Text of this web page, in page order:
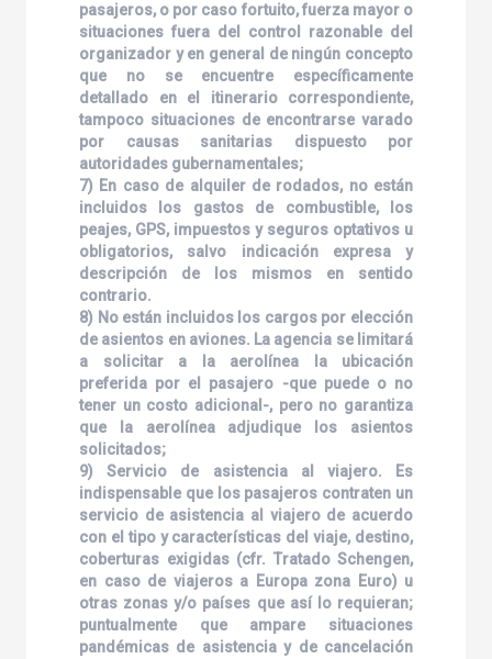
pasajeros, o por caso fortuito, fuerza mayor o
situaciones fuera del control razonable del
organizador y en general de ningún concepto
que no se encuentre específicamente
detallado en el itinerario correspondiente,
tampoco situaciones de encontrarse varado
por causas sanitarias dispuesto por
autoridades gubernamentales;
7) En caso de alquiler de rodados, no están
incluidos los gastos de combustible, los
peajes, GPS, impuestos y seguros optativos u
obligatorios, salvo indicación expresa y
descripción de los mismos en sentido
contrario.
8) No están incluidos los cargos por elección
de asientos en aviones. La agencia se limitará
a solicitar a la aerolínea la ubicación
preferida por el pasajero -que puede o no
tener un costo adicional-, pero no garantiza
que la aerolínea adjudique los asientos
solicitados;
9) Servicio de asistencia al viajero. Es
indispensable que los pasajeros contraten un
servicio de asistencia al viajero de acuerdo
con el tipo y características del viaje, destino,
coberturas exigidas (cfr. Tratado Schengen,
en caso de viajeros a Europa zona Euro) u
otras zonas y/o países que así lo requieran;
puntualmente que ampare situaciones
pandémicas de asistencia y de cancelación